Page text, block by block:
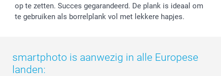
Influencer partnerprogramma
op te zetten. Succes gegarandeerd. De plank is ideaal om
te gebruiken als borrelplank vol met lekkere hapjes.
smartphoto is aanwezig in alle Europese
landen: